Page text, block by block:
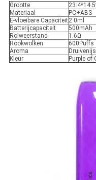
Grootte
Materiaal
PC+ABS
E-vloeibare Capaciteit2.0ml
Batterijcapaciteit
500mAh
Rolweerstand
1.6Ω
Rookwolken
600Puffs
Aroma
Druivenijs
Kleur
Purple of